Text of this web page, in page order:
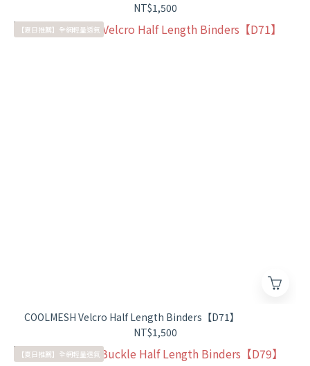
NT$1,500
【夏日推薦】全網輕量透氣
COOLMESH Velcro Half Length Binders【D71】
NT$1,500
【夏日推薦】全網輕量透氣